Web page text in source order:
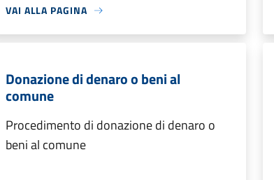
VAI ALLA PAGINA
Donazione di denaro o beni al
comune
Procedimento di donazione di denaro o
beni al comune